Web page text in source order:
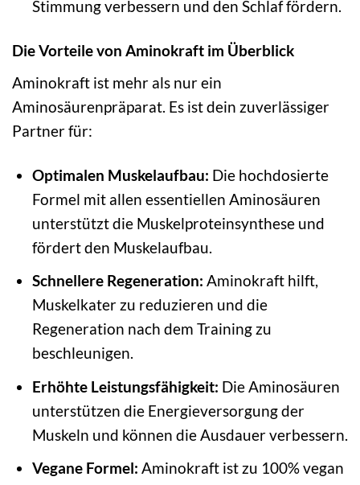
Stimmung verbessern und den Schlaf fördern.
Die Vorteile von Aminokraft im Überblick
Aminokraft ist mehr als nur ein
Aminosäurenpräparat. Es ist dein zuverlässiger
Partner für:
Optimalen Muskelaufbau: Die hochdosierte
Formel mit allen essentiellen Aminosäuren
unterstützt die Muskelproteinsynthese und
fördert den Muskelaufbau.
Schnellere Regeneration: Aminokraft hilft,
Muskelkater zu reduzieren und die
Regeneration nach dem Training zu
beschleunigen.
Erhöhte Leistungsfähigkeit: Die Aminosäuren
unterstützen die Energieversorgung der
Muskeln und können die Ausdauer verbessern.
Vegane Formel: Aminokraft ist zu 100% vegan